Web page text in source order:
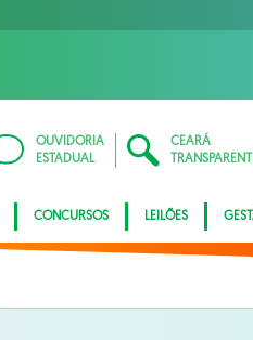
OUVIDORIA
ESTADUAL
CEARÁ
CONCURSOS LEILÕES